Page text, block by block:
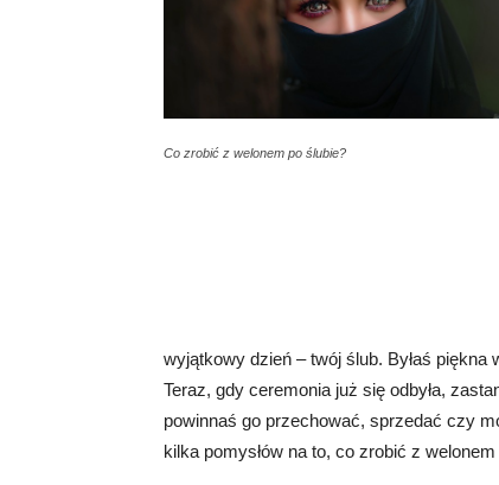
Co zrobić z welonem po ślubie?
wyjątkowy dzień – twój ślub. Byłaś piękna
Teraz, gdy ceremonia już się odbyła,
powinnaś go przechować, sprzedać czy
kilka pomysłów na to, co zrobić z welonem